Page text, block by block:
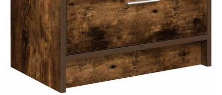
Сподели Tweet